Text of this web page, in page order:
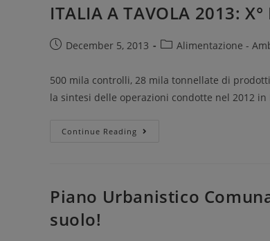
ITALIA A TAVOLA 2013:
December 5, 2013 Alimentazione -
500 mila controlli, 28 mila tonnellate di
la sintesi delle operazioni condotte nel 2012
Continue Reading
Piano Urbanistico
suolo!